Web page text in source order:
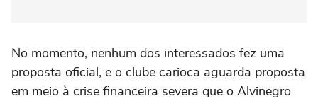
No momento, nenhum dos interessados fez uma
proposta oficial, e o clube carioca aguarda proposta
em meio à crise financeira severa que o Alvinegro